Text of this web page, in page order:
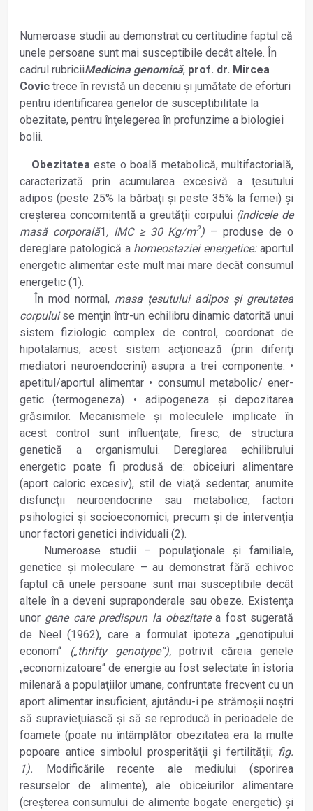
Numeroase studii au demonstrat cu certitudine faptul că
unele persoane sunt mai susceptibile decât altele. În
cadrul rubriciiMedicina genomică, prof. dr. Mircea
Covic trece în revistă un deceniu şi jumătate de eforturi
pentru identificarea genelor de susceptibilitate la
obezitate, pentru înţelegerea în profunzime a biologiei
bolii.
Obezitatea este o boală metabolică, multifactorială,
caracterizată prin acumularea excesivă a ţesutului
adipos (peste 25% la bărbaţi şi peste 35% la femei) şi
creşterea concomitentă a greutăţii corpului (indicele de
masă corporală1, IMC ≥ 30 Kg/m2) – produse de o
dereglare pato­logică a homeostaziei energetice:aportul
energetic ali­mentar este mult mai mare decât consumul
energetic (1).
În mod normal, masa ţesutului adipos şi greutatea
corpuluise menţin într-un echilibru dinamic datorită unui
sistem fiziologic complex de control, coordonat de
hipotalamus; acest sistem acţio­nează (prin diferiţi
mediatori neuroendocrini) asupra a trei compo­nente: •
apetitul/aportul alimentar • consumul metabolic/ ener­
getic (termo­geneza) • adipogeneza şi depozitarea
grăsimilor. Mecanismele şi moleculele implicate în
acest control sunt influenţate, firesc, de structura
genetică a organismului. Dereglarea echilibrului
energetic poate fi produsă de: obiceiuri alimentare
(aport caloric excesiv), stil de viaţă sedentar, anumite
disfuncţii neuroendocrine sau metabolice, factori
psihologici şi socioeconomici, precum şi de intervenţia
unor factori genetici individuali (2).
Numeroase studii – populaţionale şi familiale,
genetice şi moleculare – au demonstrat fără echivoc
faptul că unele persoane sunt mai susceptibile decât
altele în a deveni supraponderale sau obeze. Existenţa
unor gene care predispun la obezitatea fost sugerată
de Neel (1962), care a formulat ipoteza „genotipului
econom“ („thrifty genotype“),potrivit căreia genele
„economizatoare“ de energie au fost selectate în istoria
milenară a populaţiilor umane, confruntate frecvent cu un
aport alimentar insuficient, ajutându-i pe strămoşii noştri
să supravieţuiască şi să se reproducă în perioadele de
foamete (poate nu întâmplător obezitatea era la multe
popoare antice simbolul prosperităţii şi fertilităţii; fig.
1). Modificările recente ale mediului (sporirea
resurselor de alimente), ale obiceiurilor alimentare
(creşterea consumului de alimente bogate energetic) şi